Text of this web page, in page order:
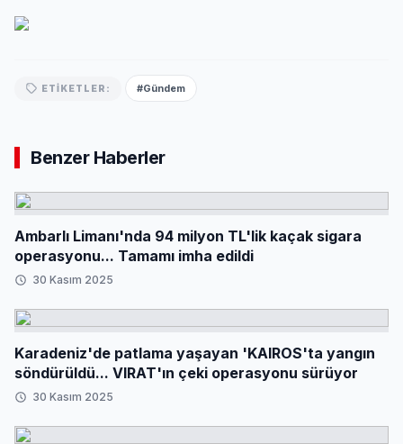
ETIKETLER: #Gündem
Benzer Haberler
Ambarlı Limanı'nda 94 milyon TL'lik kaçak sigara
operasyonu... Tamamı imha edildi
30 Kasım 2025
Karadeniz'de patlama yaşayan 'KAIROS'ta yangın
söndürüldü... VIRAT'ın çeki operasyonu sürüyor
30 Kasım 2025